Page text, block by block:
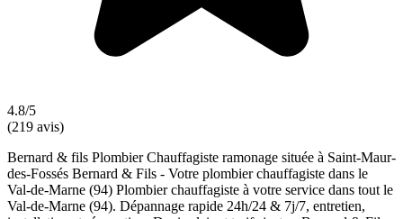
4.8/5
(219 avis)
Bernard & fils Plombier Chauffagiste ramonage située à Saint-Maur-
des-Fossés Bernard & Fils - Votre plombier chauffagiste dans le
Val‑de‑Marne (94) Plombier chauffagiste à votre service dans tout le
Val-de-Marne (94). Dépannage rapide 24h/24 & 7j/7, entretien,